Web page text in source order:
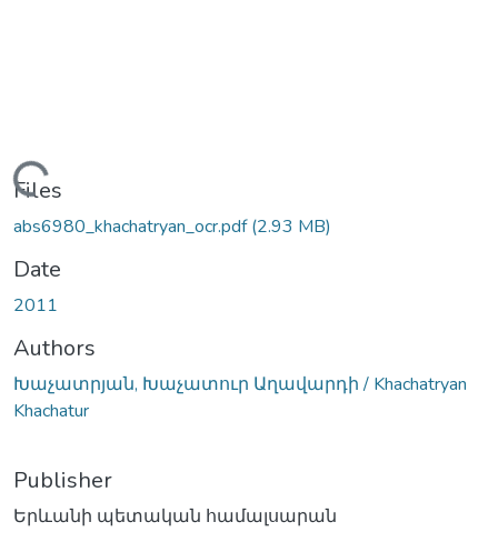
Files
abs6980_khachatryan_ocr.pdf(2.93 MB)
Date
2011
Authors
Խաչատրյան, Խաչատուր Աղավարդի / Khachatryan
Khachatur
Publisher
Երևանի պետական համալսարան